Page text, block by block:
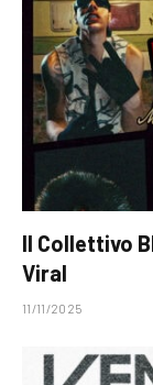
Il Collettivo
Viral
11/11/2025